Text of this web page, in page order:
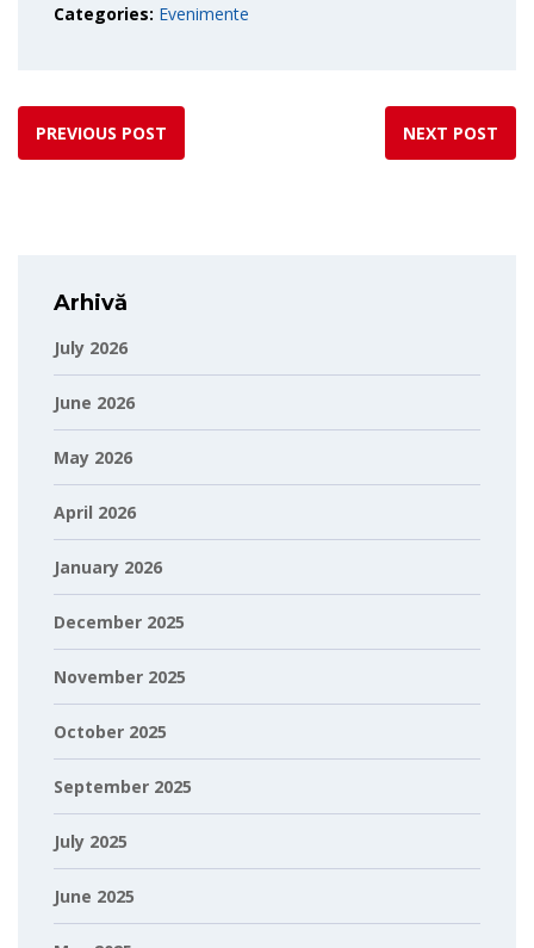
Categories: Evenimente
PREVIOUS POST NEXT POST
Arhivă
July 2026
June 2026
May 2026
April 2026
January 2026
December 2025
November 2025
October 2025
September 2025
July 2025
June 2025